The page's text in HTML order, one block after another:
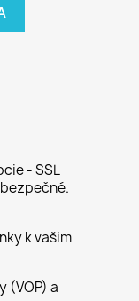
- SSL
k vašim
(VOP) a